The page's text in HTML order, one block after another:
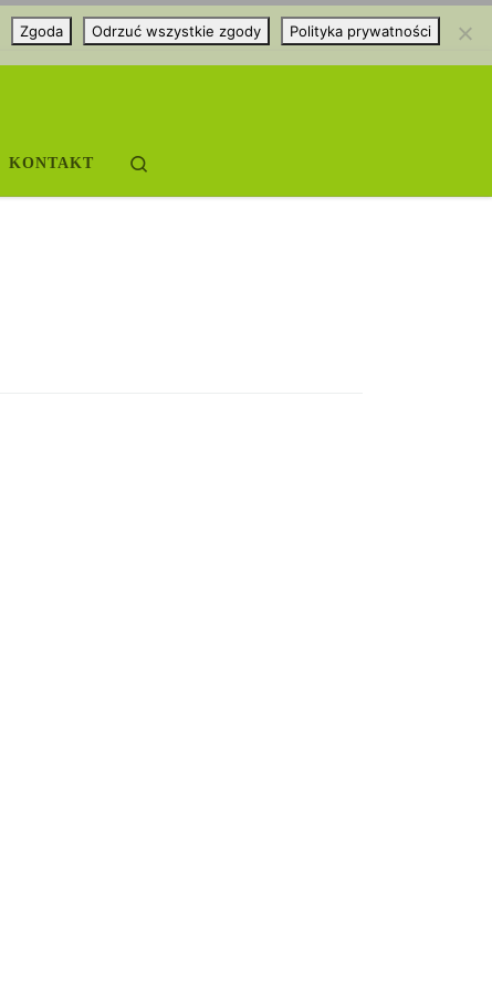
KONTAKT
Zgoda Odrzuć wszystkie zgody Polityka prywatności